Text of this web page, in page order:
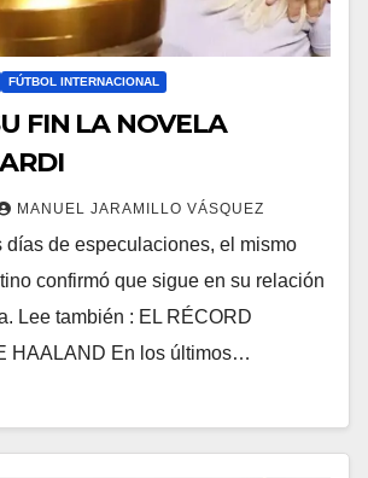
FÚTBOL INTERNACIONAL
FIN LA NOVELA
MANUEL JARAMILLO VÁSQUEZ
días de especulaciones, el mismo
confirmó que sigue en su relación
Lee también : EL RÉCORD
HAALAND En los últimos…